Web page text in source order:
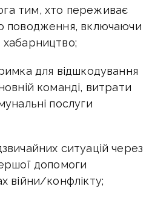
тим, хто переживає
поводження, включаючи
для відшкодування
команді, витрати
послуги
ситуацій через
допомоги
війни/конфлікту;